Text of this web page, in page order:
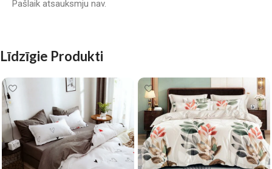
Pašlaik atsauksmju nav.
Līdzīgie Produkti